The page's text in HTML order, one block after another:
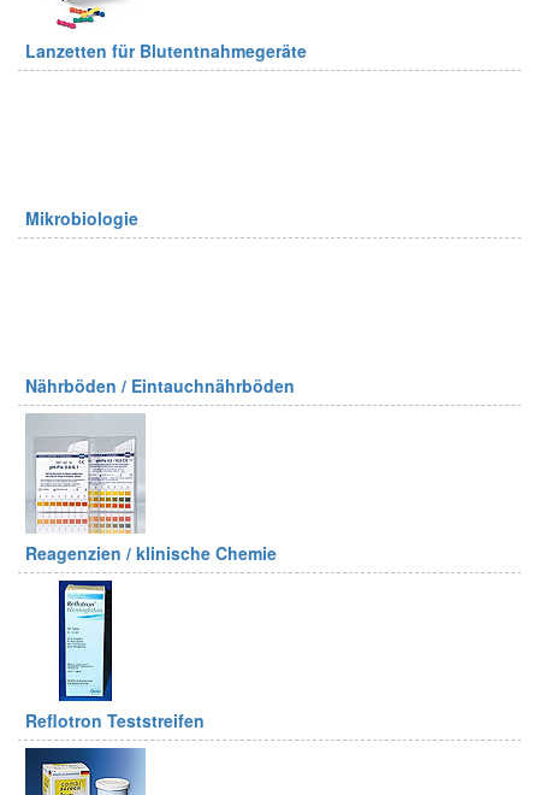
Lanzetten für Blutentnahmegeräte
Mikrobiologie
Nährböden / Eintauchnährböden
Reagenzien / klinische Chemie
Reflotron Teststreifen